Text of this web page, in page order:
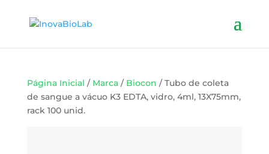
Página Inicial / Marca/ Biocon / Tubo de coleta
de sangue a vácuo K3 EDTA, vidro, 4ml, 13X75mm,
rack 100 unid.